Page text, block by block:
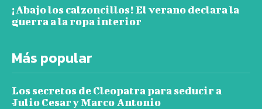
¡Abajo los calzoncillos! El verano declara la
guerra a la ropa interior
Más popular
Los secretos de Cleopatra para seducir a
Julio Cesar y Marco Antonio